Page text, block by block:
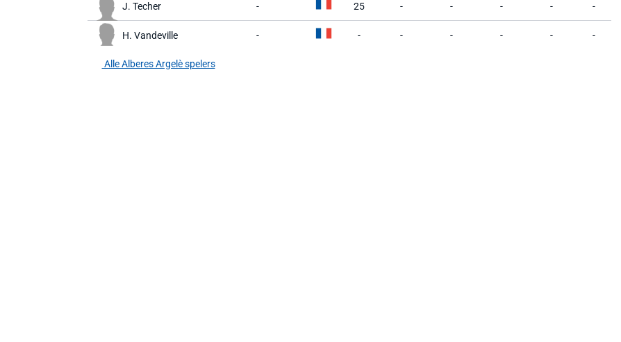
J. Techer - 25 - - - - -
H. Vandeville - - - - - - -
Alle Alberes Argelè spelers